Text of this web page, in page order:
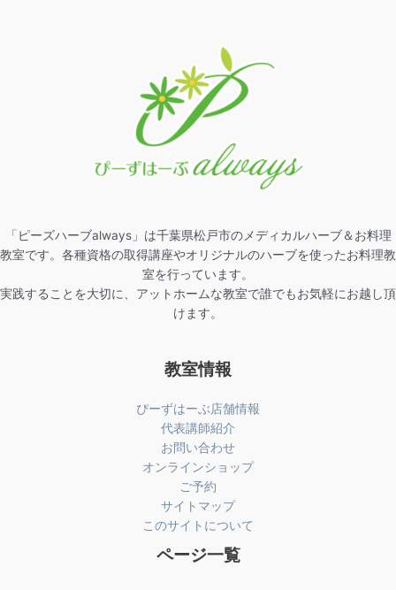
「ピーズハーブalways」は千葉県松戸市のメディカルハーブ＆お料理
教室です。各種資格の取得講座やオリジナルのハーブを使ったお料理教
室を行っています。
実践することを大切に、アットホームな教室で誰でもお気軽にお越し頂
けます。
教室情報
ぴーずはーぶ店舗情報
代表講師紹介
お問い合わせ
オンラインショップ
ご予約
サイトマップ
このサイトについて
ページ一覧